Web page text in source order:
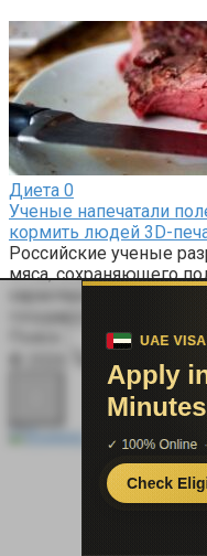
Диета 0
Ученые напечатали
кормить людей 3D-
Российские ученые
мяса, сохраняющего
характеристики.
государственного
© 2026 Терапевт Плюс